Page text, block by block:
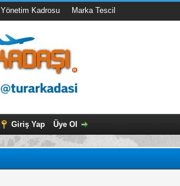
Yönetim Kadrosu Marka Tescil
Giriş Yap Üye Ol